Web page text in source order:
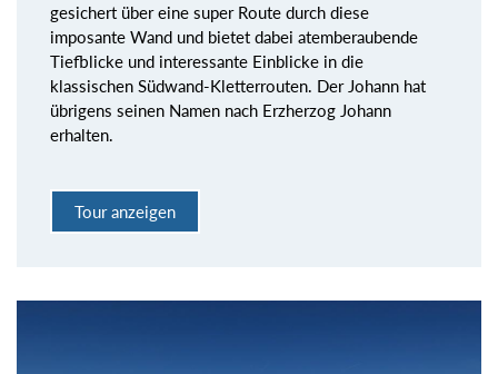
gesichert über eine super Route durch diese
imposante Wand und bietet dabei atemberaubende
Tiefblicke und interessante Einblicke in die
klassischen Südwand-Kletterrouten. Der Johann hat
übrigens seinen Namen nach Erzherzog Johann
erhalten.
Tour anzeigen